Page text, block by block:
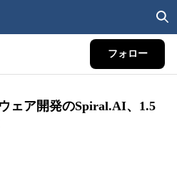
フォロー
ェア開発のSpiral.AI、1.5